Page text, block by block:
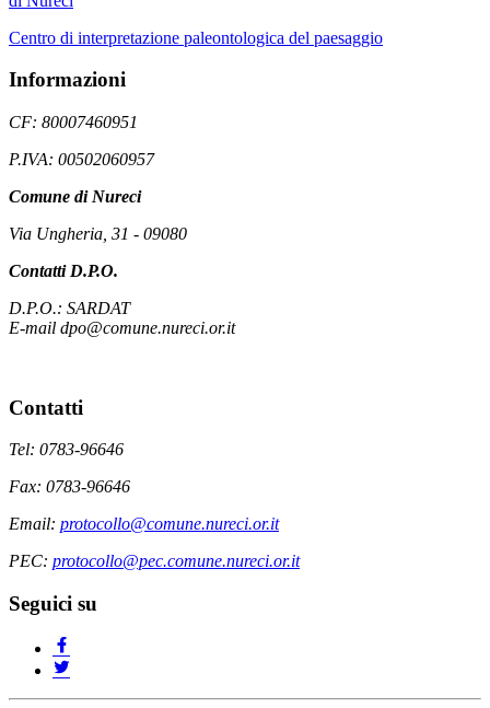
Centro di interpretazione paleontologica del paesaggio
Informazioni
CF: 80007460951
P.IVA: 00502060957
Comune di Nureci
Via Ungheria, 31 - 09080
Contatti D.P.O.
D.P.O.: SARDAT
E-mail dpo@comune.nureci.or.it
Contatti
Tel: 0783-96646
Fax: 0783-96646
Email: protocollo@comune.nureci.or.it
PEC: protocollo@pec.comune.nureci.or.it
Seguici su